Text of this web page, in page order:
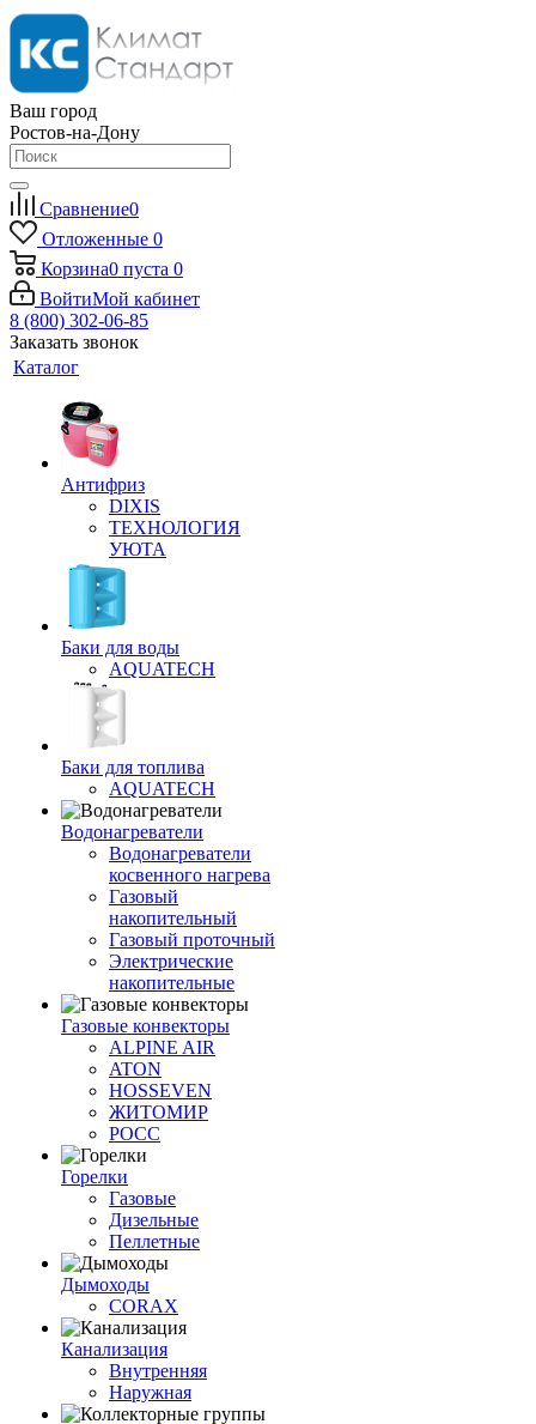
Ваш город
Ростов-на-Дону
Сравнение0
Отложенные 0
Корзина0 пуста 0
ВойтиМой кабинет
8 (800) 302-06-85
Заказать звонок
Каталог
Антифриз
DIXIS
ТЕХНОЛОГИЯ
УЮТА
Баки для воды
AQUATECH
Баки для топлива
AQUATECH
Водонагреватели
Водонагреватели
косвенного нагрева
Газовый
накопительный
Газовый проточный
Электрические
накопительные
Газовые конвекторы
ALPINE AIR
ATON
HOSSEVEN
ЖИТОМИР
РОСС
Горелки
Газовые
Дизельные
Пеллетные
Дымоходы
CORAX
Канализация
Внутренняя
Наружная